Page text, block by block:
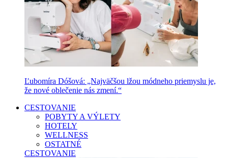
Ľubomíra Dóšová: „Najväčšou lžou módneho priemyslu je,
že nové oblečenie nás zmení.“
CESTOVANIE
POBYTY A VÝLETY
HOTELY
WELLNESS
OSTATNÉ
CESTOVANIE